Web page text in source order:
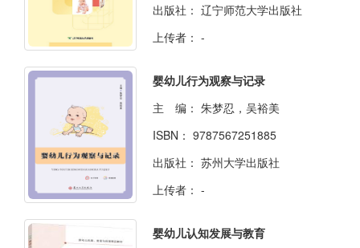
出版社： 辽宁师范大学出版社
上传者： -
婴幼儿行为观察与记录
主 编： 朱梦忍，吴裕美
ISBN： 9787567251885
出版社： 苏州大学出版社
上传者： -
婴幼儿认知发展与教育